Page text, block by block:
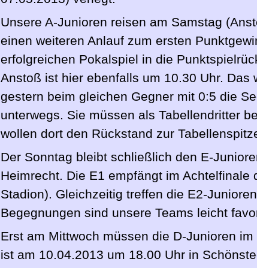
Unsere A-Junioren reisen am Samstag
einen weiteren Anlauf zum ersten
erfolgreichen Pokalspiel in die
Anstoß ist hier ebenfalls um 10.30 Uhr.
gestern beim gleichen Gegner mit 0:5 die
unterwegs. Sie müssen als Tabellendritter
wollen dort den Rückstand zur
Der Sonntag bleibt schließlich den E-
Heimrecht. Die E1 empfängt im
Stadion). Gleichzeitig treffen die E2-
Begegnungen sind unsere Teams leicht
Erst am Mittwoch müssen die D-Junioren
ist am 10.04.2013 um 18.00 Uhr in